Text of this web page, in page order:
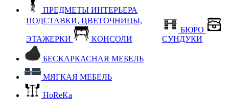
ПРЕДМЕТЫ ИНТЕРЬЕРА
ПОДСТАВКИ, ЦВЕТОЧНИЦЫ,
ЭТАЖЕРКИ КОНСОЛИ
БЮРО
СУНДУКИ
БЕСКАРКАСНАЯ МЕБЕЛЬ
МЯГКАЯ МЕБЕЛЬ
HoReKa